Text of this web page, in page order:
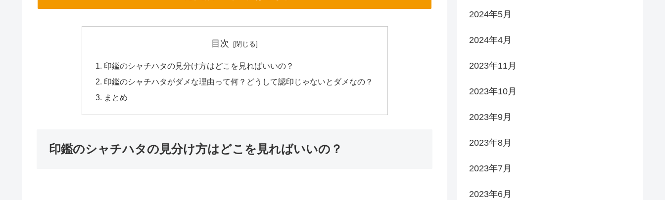
目次
印鑑のシャチハタの見分け方はどこを見ればいいの？
印鑑のシャチハタがダメな理由って何？どうして認印じゃないとダメなの？
まとめ
印鑑のシャチハタの見分け方はどこを見ればいいの？
2024年5月
2024年4月
2023年11月
2023年10月
2023年9月
2023年8月
2023年7月
2023年6月